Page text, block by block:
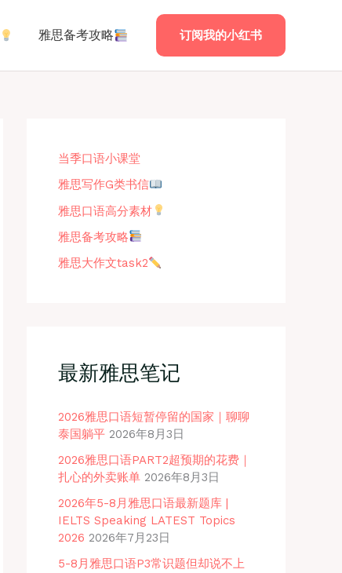
雅思备考攻略 订阅我的小红书
当季口语小课堂
雅思写作G类书信
雅思口语高分素材
雅思备考攻略
雅思大作文task2
最新雅思笔记
2026雅思口语短暂停留的国家｜聊聊
泰国躺平 2026年8月3日
2026雅思口语PART2超预期的花费｜
扎心的外卖账单 2026年8月3日
2026年5-8月雅思口语最新题库 |
IELTS Speaking LATEST Topics
2026 2026年7月23日
5-8月雅思口语P3常识题但却说不上